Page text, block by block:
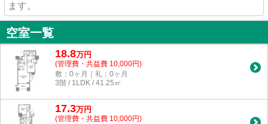
ます。
空室一覧
18.8万円
(管理費・共益費 10,000円)
敷：0ヶ月｜礼：0ヶ月
3階 / 1LDK / 41.25㎡
17.3万円
(管理費・共益費 10,000円)